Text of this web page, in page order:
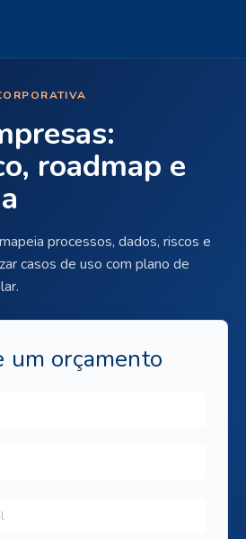
roadmap e
processos, dados, riscos e
casos de uso com plano de
um orçamento